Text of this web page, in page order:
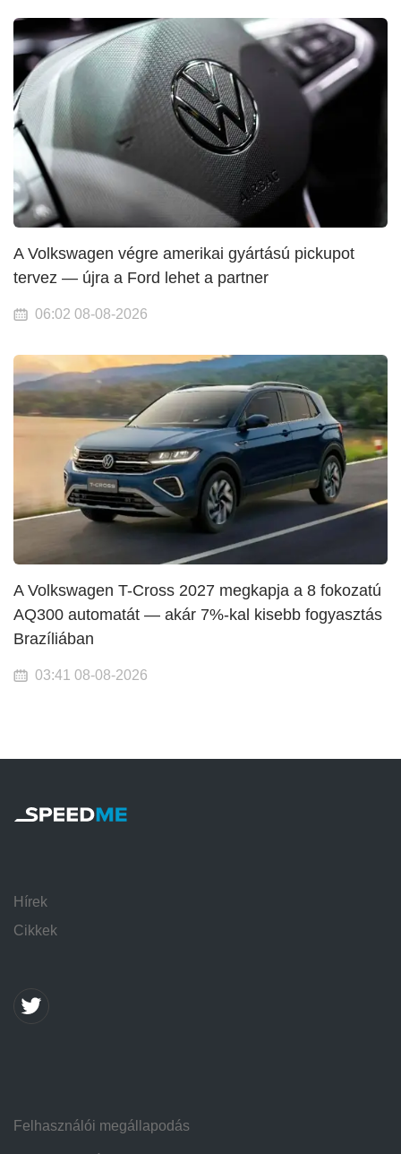
A Volkswagen végre amerikai gyártású pickupot
tervez — újra a Ford lehet a partner
06:02 08-08-2026
A Volkswagen T-Cross 2027 megkapja a 8 fokozatú
AQ300 automatát — akár 7%-kal kisebb fogyasztás
Brazíliában
03:41 08-08-2026
Hírek
Cikkek
Felhasználói megállapodás